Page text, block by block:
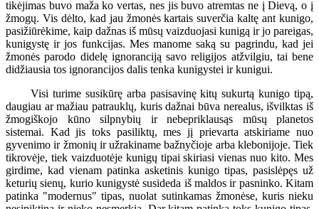
tikėjimas buvo maža ko vertas, nes jis buvo atremtas ne į Dievą, o į
žmogų. Vis dėlto, kad jau žmonės kartais suverčia kaltę ant kunigo,
pasižiūrėkime, kaip dažnas iš mūsų vaizduojasi kunigą ir jo pareigas,
kunigystę ir jos funkcijas. Mes manome saką su pagrindu, kad jei
žmonės parodo didelę ignoranciją savo religijos atžvilgiu, tai bene
didžiausia tos ignorancijos dalis tenka kunigystei ir kunigui.
Visi turime susikūrę arba pasisavinę kitų sukurtą kunigo tipą,
daugiau ar mažiau patrauklų, kuris dažnai būva nerealus, išvilktas iš
žmogiškojo kūno silpnybių ir nebepriklausąs mūsų planetos
sistemai. Kad jis toks pasiliktų, mes jį prievarta atskiriame nuo
gyvenimo ir žmonių ir užrakiname bažnyčioje arba klebonijoje. Tiek
tikrovėje, tiek vaizduotėje kunigų tipai skiriasi vienas nuo kito. Mes
girdime, kad vienam patinka asketinis kunigo tipas, pasislėpęs už
keturių sienų, kurio kunigystė susideda iš maldos ir pasninko. Kitam
patinka "modernus" tipas, nuolat sutinkamas žmonėse, kuris nieku